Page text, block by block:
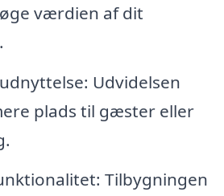
værdien af dit
Udvidelsen
plads til gæster eller
Tilbygningen